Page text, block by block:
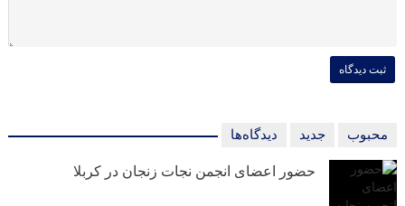
محبوب جدید دیدگاه‌ها
حضور اعضای انجمن نجات زنجان در کربلا